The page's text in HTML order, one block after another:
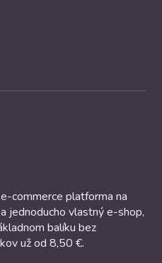
commerce platforma na
jednoducho vlastný e-shop,
balíku bez
už od 8,50 €.